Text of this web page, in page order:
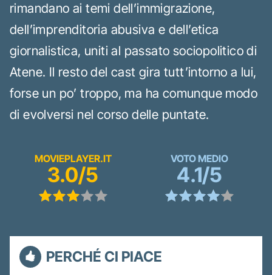
rimandano ai temi dell’immigrazione,
dell’imprenditoria abusiva e dell’etica
giornalistica, uniti al passato sociopolitico di
Atene. Il resto del cast gira tutt’intorno a lui,
forse un po’ troppo, ma ha comunque modo
di evolversi nel corso delle puntate.
MOVIEPLAYER.IT
3.0/5
VOTO MEDIO
4.1/5
PERCHÉ CI PIACE